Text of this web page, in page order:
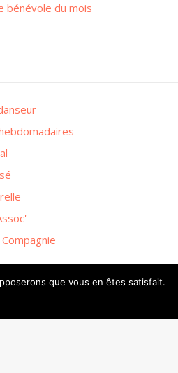
bénévole du mois
que vous en êtes satisfait.